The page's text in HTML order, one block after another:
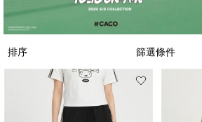
排序 篩選條件